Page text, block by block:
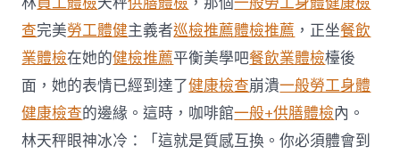
10
年
前
多
五
歲〉
中
查完美勞工體健主義者巡檢推薦體檢推薦 ，正坐餐飲
業體檢在她的健檢推薦平衡美學吧餐飲業體檢檯後
面，她的表情已經到達了健康檢查崩潰一般勞工身體
健康檢查的邊緣。這時，咖啡館一般+供膳體檢內。
林天秤眼神冰冷：「這就是質感互換。你必須體會到